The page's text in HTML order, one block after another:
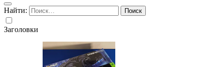
Найти:
Заголовки